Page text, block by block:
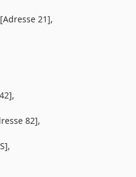
21],
82],